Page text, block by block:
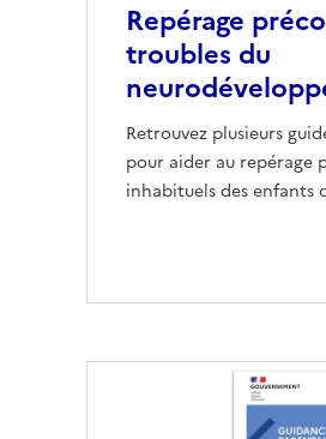
Repérage
troubles du
Retrouvez plusieurs
pour aider au repérage
inhabituels des enfants